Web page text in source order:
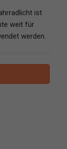
ist
weit für
werden.